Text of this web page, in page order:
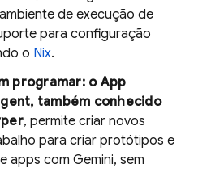
de execução de
para configuração
o Nix.
programar: oApp
, também conhecido
, permite criar novos
para criar protótipos e
apps com Gemini, sem